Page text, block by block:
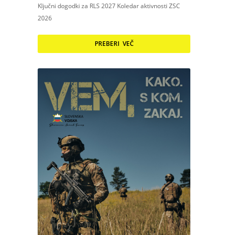
Ključni dogodki za RLS 2027 Koledar aktivnosti ZSC
2026
PREBERI VEČ